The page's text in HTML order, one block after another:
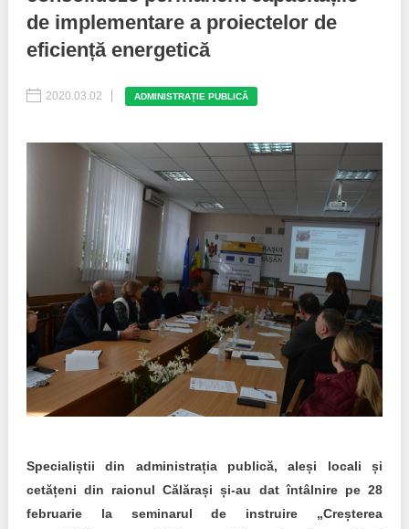
Reports
Procedures manual
Notes & positions
Institutional Charter IDIS
Announcements
IDIS International Advisory Board
Best parctices
People Watch
National Business Agenda
Democratic process
15 minutes of economic realism
Hybrid power
EU-STRAT bulletin
Transparency of state – owned enterprises
Democracy, independence and transparency of key
public institutions in Moldova
de implementare a proiectelor de
eficiență energetică
2020.03.02 ADMINISTRAȚIE PUBLICĂ
Specialiștii din administrația publică, aleși locali și
cetățeni din raionul Călărași și-au dat întâlnire pe 28
februarie la seminarul de instruire „Creșterea